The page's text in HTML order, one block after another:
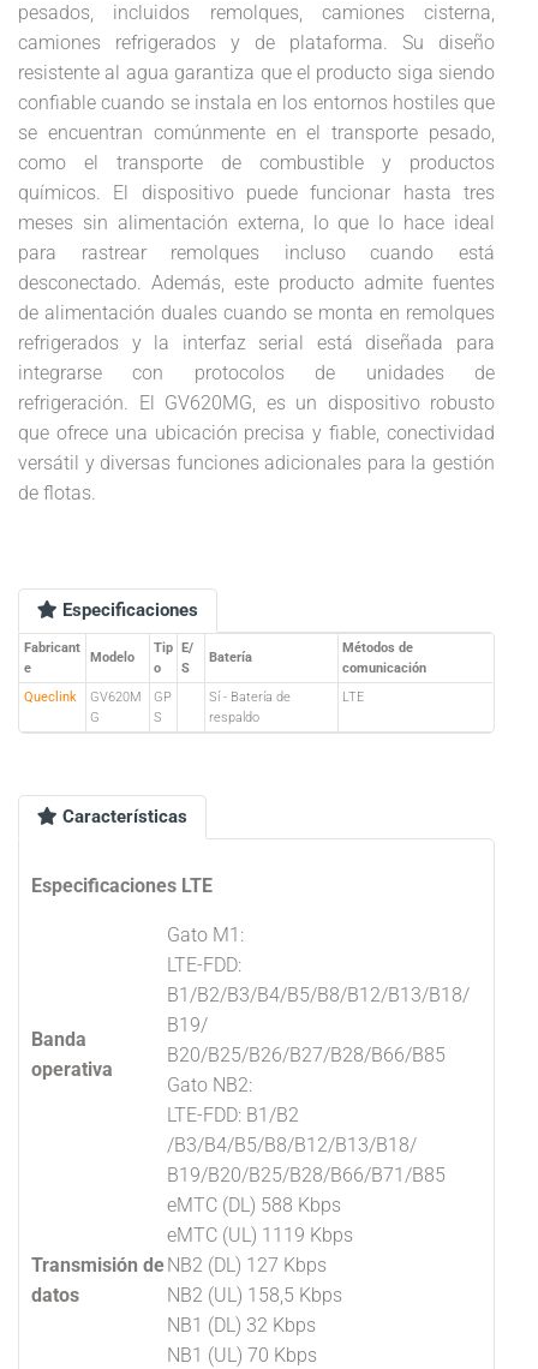
pesados, incluidos remolques, camiones cisterna,
camiones refrigerados y de plataforma. Su diseño
resistente al agua garantiza que el producto siga siendo
confiable cuando se instala en los entornos hostiles que
se encuentran comúnmente en el transporte pesado,
como el transporte de combustible y productos
químicos. El dispositivo puede funcionar hasta tres
meses sin alimentación externa, lo que lo hace ideal
para rastrear remolques incluso cuando está
desconectado. Además, este producto admite fuentes
de alimentación duales cuando se monta en remolques
refrigerados y la interfaz serial está diseñada para
integrarse con protocolos de unidades de
refrigeración. El GV620MG, es un dispositivo robusto
que ofrece una ubicación precisa y fiable, conectividad
versátil y diversas funciones adicionales para la gestión
de flotas.
Especificaciones
Fabricant
e
Modelo
Tip
o
E/
S
Batería
Métodos de
comunicación
Queclink
GV620M
G
GP
S
Sí - Batería de
respaldo
LTE
Características
Especificaciones LTE
Banda
operativa
Gato M1:
LTE-FDD:
B1/B2/B3/B4/B5/B8/B12/B13/B18/
B19/
B20/B25/B26/B27/B28/B66/B85
Gato NB2:
LTE-FDD: B1/B2
/B3/B4/B5/B8/B12/B13/B18/
B19/B20/B25/B28/B66/B71/B85
Transmisión de
datos
eMTC (DL) 588 Kbps
eMTC (UL) 1119 Kbps
NB2 (DL) 127 Kbps
NB2 (UL) 158,5 Kbps
NB1 (DL) 32 Kbps
NB1 (UL) 70 Kbps